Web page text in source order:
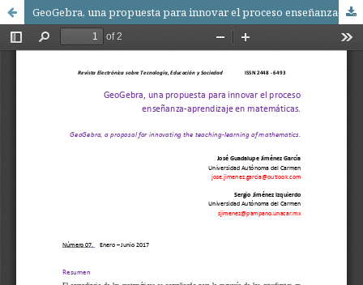
GeoGebra, una propuesta para innovar el proceso enseñanza-aprendizaje en matemáticas.